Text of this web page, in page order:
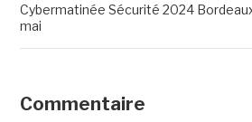
Cybermatinée Sécurité 2024
mai
Commentaire